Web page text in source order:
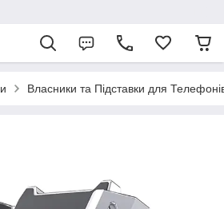
Власники та Підставки для